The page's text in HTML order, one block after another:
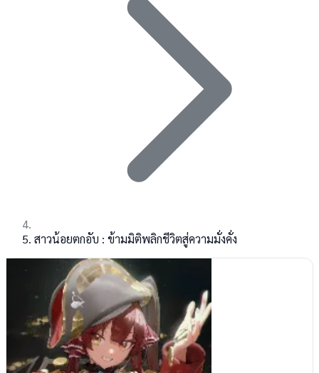
สาวน้อยตกอับ : ข้ามมิติพลิกชีวิตสู่ความมั่งคั่ง